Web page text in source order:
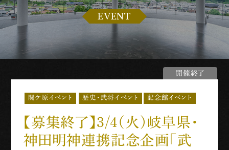
ご利用案内
お知らせ
展示・イベント
古戦場・史跡巡り
別館・周辺グルメ
EVENT
関ケ原イベント 歴史・武将イベント 記念館イベント
開催終了
【募集終了】3/4(火)岐阜県・
神田明神連携記念企画「武